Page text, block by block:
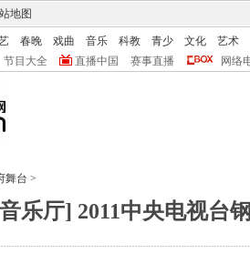
地图
春晚 戏曲 音乐 科教 青少 文化
艺术
节目大全 直播中国 赛事直播 网络
舞台 >
乐厅] 2011中央电视台